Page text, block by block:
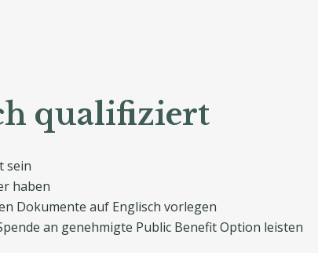
qualifiziert
sein
haben
Dokumente auf Englisch vorlegen
an genehmigte Public Benefit Option leisten